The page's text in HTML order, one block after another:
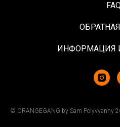
ИНФОРМАЦИЯ
© ORANGEGANG by Sam Polyvyanny